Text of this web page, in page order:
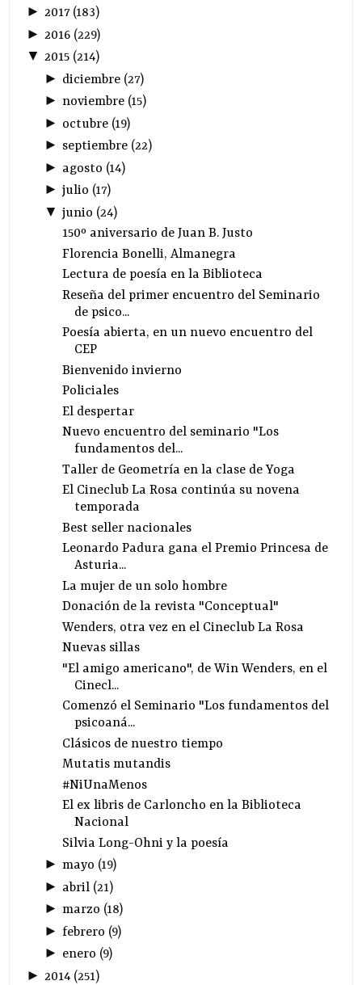
►2017(183)
► 2016 (229)
▼2015 (214)
► diciembre(27)
► noviembre(15)
► octubre(19)
► septiembre(22)
► agosto (14)
► julio (17)
▼ junio (24)
150º aniversario de Juan B. Justo
Florencia Bonelli, Almanegra
Lectura de poesía en la Biblioteca
Reseña del primer encuentro del Seminario
de psico...
Poesía abierta, en un nuevo encuentro del
CEP
Bienvenido invierno
Policiales
El despertar
Nuevo encuentro del seminario "Los
fundamentos del...
Taller de Geometría en la clase de Yoga
El Cineclub La Rosa continúa su novena
temporada
Best seller nacionales
Leonardo Padura gana el Premio Princesa de
Asturia...
La mujer de un solo hombre
Donación de la revista "Conceptual"
Wenders, otra vez en el Cineclub La Rosa
Nuevas sillas
"El amigo americano", de Win Wenders, en el
Cinecl...
Comenzó el Seminario "Los fundamentos del
psicoaná...
Clásicos de nuestro tiempo
Mutatis mutandis
#NiUnaMenos
El ex libris de Carloncho en la Biblioteca
Nacional
Silvia Long-Ohni y la poesía
► mayo (19)
► abril(21)
► marzo (18)
► febrero (9)
► enero (9)
► 2014 (251)